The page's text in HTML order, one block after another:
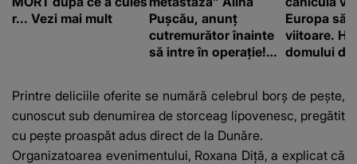
r... Vezi mai mult
Pușcău, anunț
cutremurător înainte
să intre în operație!
fanilor
Europa
viitoare.
domului de
Printre deliciile oferite se numără celebrul borș de pește,
cunoscut sub denumirea de storceag lipovenesc, pregătit
cu pește proaspăt adus direct de la Dunăre.
Organizatoarea evenimentului, Roxana Diță, a explicat că